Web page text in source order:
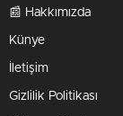
📰 Hakkımızda
Künye
İletişim
Gizlilik Politikası